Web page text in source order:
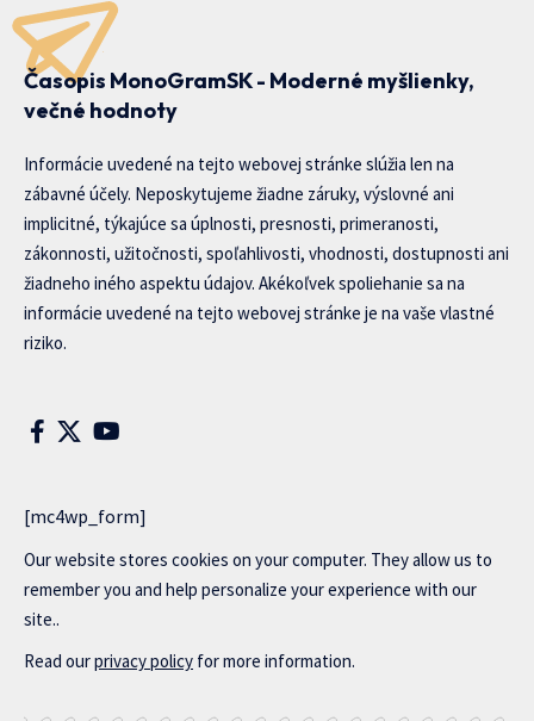
Časopis MonoGramSK - Moderné myšlienky,
večné hodnoty
Informácie uvedené na tejto webovej stránke slúžia len na
zábavné účely. Neposkytujeme žiadne záruky, výslovné ani
implicitné, týkajúce sa úplnosti, presnosti, primeranosti,
zákonnosti, užitočnosti, spoľahlivosti, vhodnosti, dostupnosti ani
žiadneho iného aspektu údajov. Akékoľvek spoliehanie sa na
informácie uvedené na tejto webovej stránke je na vaše vlastné
riziko.
[mc4wp_form]
Our website stores cookies on your computer. They allow us to
remember you and help personalize your experience with our
site..
Read ourprivacy policy for more information.